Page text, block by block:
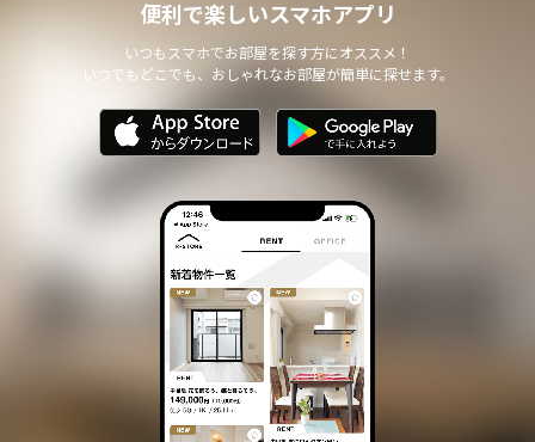
便利で楽しいスマホアプリ
いつもスマホでお部屋を探す方にオススメ！
いつでもどこでも、おしゃれなお部屋が簡単に探せます。